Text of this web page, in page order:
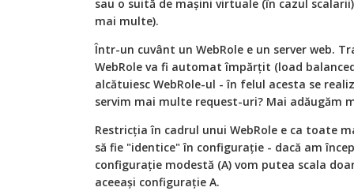
sau o suită de maşini virtuale (în cazul
mai multe).
Într-un cuvânt un WebRole e un server web.
WebRole va fi automat împărţit (load
alcătuiesc WebRole-ul - în felul acesta se
servim mai multe request-uri? Mai adăugăm
Restricţia în cadrul unui WebRole e ca toate
să fie "identice" în configuraţie - dacă am
configuraţie modestă (A) vom putea scala
aceeaşi configuraţie A.